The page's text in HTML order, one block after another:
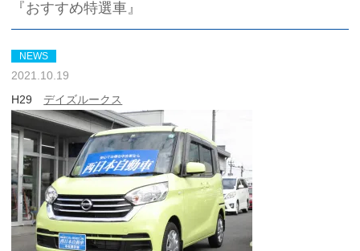
『おすすめ特選車』
NEWS
2021.10.19
H29デイズルークス